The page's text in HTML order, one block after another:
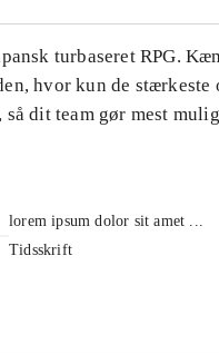
turbaseret RPG.
hvor kun de
så dit team gør mest
lorem ipsum dolor sit amet ...
Tidsskrift